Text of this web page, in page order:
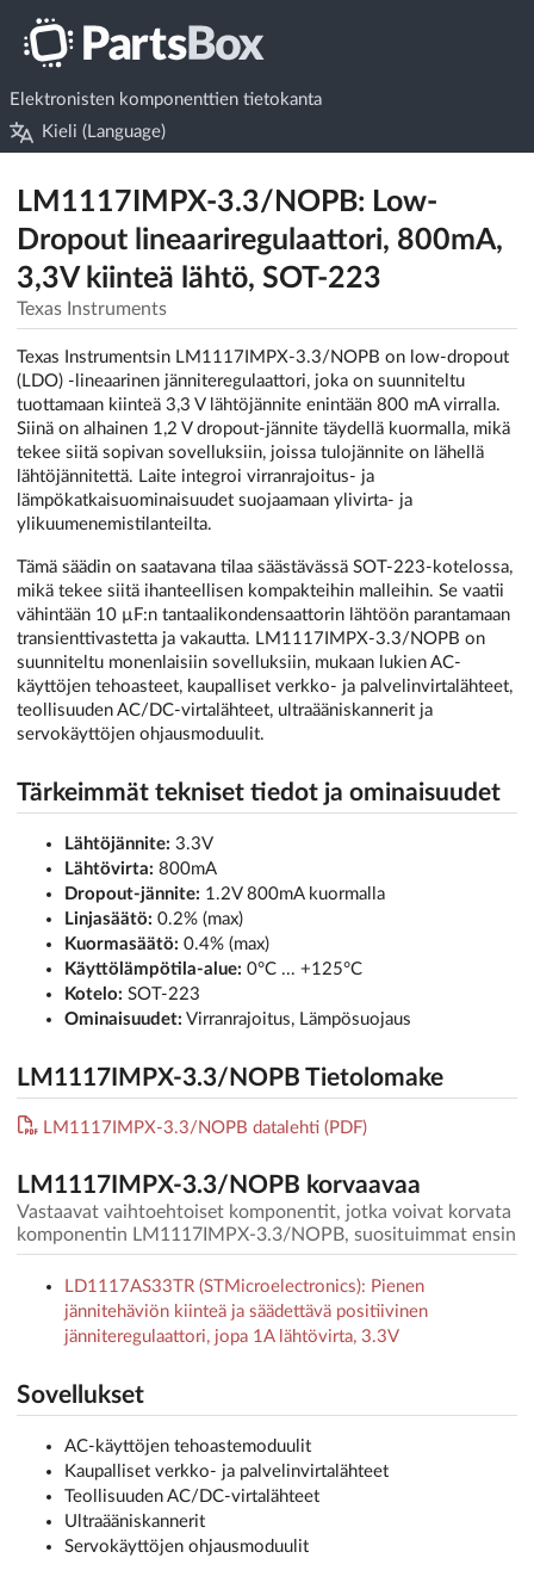
Elektronisten komponenttien tietokanta
Kieli (Language)
LM1117IMPX-3.3/NOPB: Low-
Dropout lineaariregulaattori, 800mA,
3,3V kiinteä lähtö, SOT-223
Texas Instruments
Texas Instrumentsin LM1117IMPX-3.3/NOPB on low-dropout
(LDO) -lineaarinen jänniteregulaattori, joka on suunniteltu
tuottamaan kiinteä 3,3 V lähtöjännite enintään 800 mA virralla.
Siinä on alhainen 1,2 V dropout-jännite täydellä kuormalla, mikä
tekee siitä sopivan sovelluksiin, joissa tulojännite on lähellä
lähtöjännitettä. Laite integroi virranrajoitus- ja
lämpökatkaisuominaisuudet suojaamaan ylivirta- ja
ylikuumenemistilanteilta.
Tämä säädin on saatavana tilaa säästävässä SOT-223-kotelossa,
mikä tekee siitä ihanteellisen kompakteihin malleihin. Se vaatii
vähintään 10 µF:n tantaalikondensaattorin lähtöön parantamaan
transienttivastetta ja vakautta. LM1117IMPX-3.3/NOPB on
suunniteltu monenlaisiin sovelluksiin, mukaan lukien AC-
käyttöjen tehoasteet, kaupalliset verkko- ja palvelinvirtalähteet,
teollisuuden AC/DC-virtalähteet, ultraääniskannerit ja
servokäyttöjen ohjausmoduulit.
Tärkeimmät tekniset tiedot ja ominaisuudet
Lähtöjännite: 3.3V
Lähtövirta: 800mA
Dropout-jännite: 1.2V 800mA kuormalla
Linjasäätö: 0.2% (max)
Kuormasäätö: 0.4% (max)
Käyttölämpötila-alue: 0°C ... +125°C
Kotelo: SOT-223
Ominaisuudet: Virranrajoitus, Lämpösuojaus
LM1117IMPX-3.3/NOPB Tietolomake
LM1117IMPX-3.3/NOPB datalehti (PDF)
LM1117IMPX-3.3/NOPB korvaavaa
Vastaavat vaihtoehtoiset komponentit, jotka voivat korvata
komponentin LM1117IMPX-3.3/NOPB, suosituimmat ensin
LD1117AS33TR (STMicroelectronics): Pienen
jännitehäviön kiinteä ja säädettävä positiivinen
jänniteregulaattori, jopa 1A lähtövirta, 3.3V
Sovellukset
AC-käyttöjen tehoastemoduulit
Kaupalliset verkko- ja palvelinvirtalähteet
Teollisuuden AC/DC-virtalähteet
Ultraääniskannerit
Servokäyttöjen ohjausmoduulit